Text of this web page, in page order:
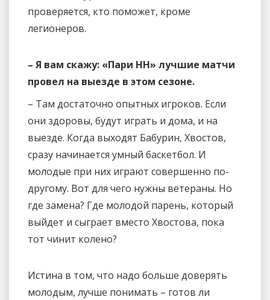
проверяется, кто поможет, кроме
легионеров.
– Я вам скажу: «Пари НН» лучшие матчи
провел на выезде в этом сезоне.
– Там достаточно опытных игроков. Если
они здоровы, будут играть и дома, и на
выезде. Когда выходят Бабурин, Хвостов,
сразу начинается умный баскетбол. И
молодые при них играют совершенно по-
другому. Вот для чего нужны ветераны. Но
где замена? Где молодой парень, который
выйдет и сыграет вместо Хвостова, пока
тот чинит колено?
Истина в том, что надо больше доверять
молодым, лучше понимать – готов ли